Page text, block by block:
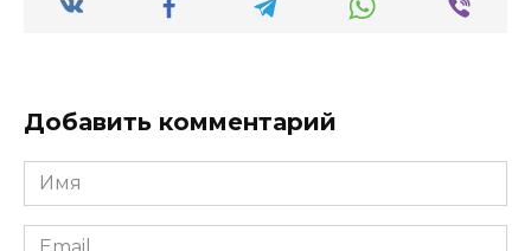
Добавить комментарий
Имя
*
Email